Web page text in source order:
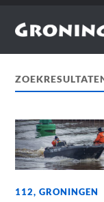
112,GRONINGEN